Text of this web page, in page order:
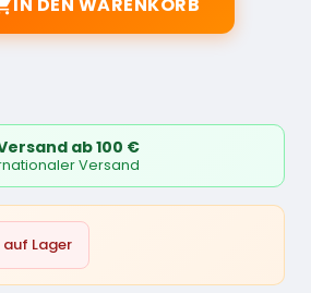
IN DEN WARENKORB
ab 100 €
Versand
Lager